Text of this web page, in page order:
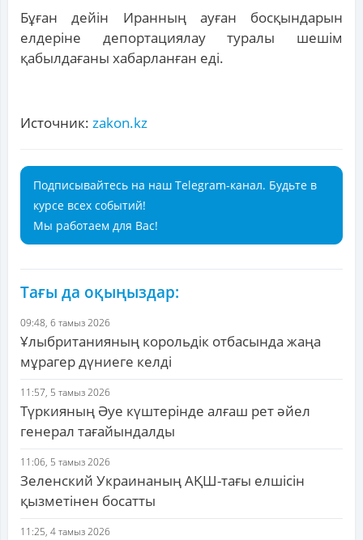
Бұған дейін Иранның ауған босқындарын
елдеріне депортациялау туралы шешім
қабылдағаны хабарланған еді.
Источник: zakon.kz
Подписывайтесь на наш Telegram-канал. Будьте в
курсе всех событий!
Мы работаем для Вас!
Тағы да оқыңыздар:
09:48, 6 тамыз 2026
Ұлыбританияның корольдік отбасында жаңа
мұрагер дүниеге келді
11:57, 5 тамыз 2026
Түркияның Әуе күштерінде алғаш рет әйел
генерал тағайындалды
11:06, 5 тамыз 2026
Зеленский Украинаның АҚШ-тағы елшісін
қызметінен босатты
11:25, 4 тамыз 2026